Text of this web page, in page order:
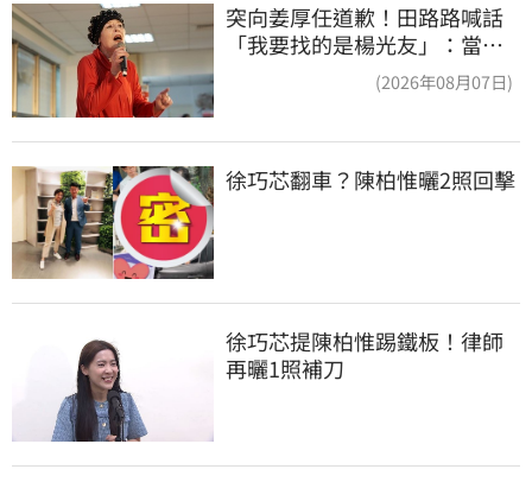
突向姜厚任道歉！田路路喊話
「我要找的是楊光友」：當時
(2026年08月07日)
徐巧芯翻車？陳柏惟曬2照回擊
徐巧芯提陳柏惟踢鐵板！律師
再曬1照補刀